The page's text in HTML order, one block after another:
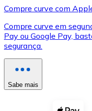
XRP
XRP
Ver tudo
Cupons cripto
Compre curve com
Compre curve em
Pay ou Google Pay,
segurança.
Sabe mais